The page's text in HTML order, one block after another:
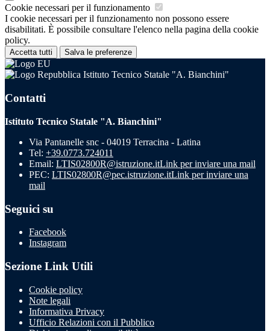
Cookie necessari per il funzionamento
I cookie necessari per il funzionamento non possono essere
disabilitati. È possibile consultare l'elenco nella pagina della cookie
policy.
Accetta tutti Salva le preferenze
Istituto Tecnico Statale "A. Bianchini"
Contatti
Istituto Tecnico Statale "A. Bianchini"
Via Pantanelle snc - 04019 Terracina - Latina
Tel: +39.0773.724011
Email: LTIS02800R@istruzione.itLink per inviare una mail
PEC: LTIS02800R@pec.istruzione.itLink per inviare una
mail
Seguici su
Facebook
Instagram
Sezione Link Utili
Cookie policy
Note legali
Informativa Privacy
Ufficio Relazioni con il Pubblico